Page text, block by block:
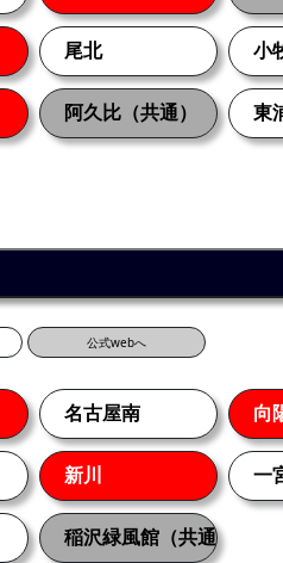
尾北 小
阿久比（共通） 東
公式webへ
名古屋南 向
新川 一
稲沢緑風館（共通）